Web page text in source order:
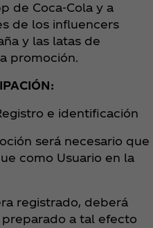
de Coca‑Cola y a
de los influencers
y las latas de
promoción.
e identificación
será necesario que
como Usuario en la
registrado, deberá
a tal efecto